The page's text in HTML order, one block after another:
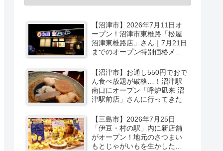
【沼津市】2026年7月11日オ
ープン！沼津市東椎路「松屋
沼津東椎路店」さん｜7月21日
までのオープン特別価格メニ
【沼津市】お通し550円でおで
ん食べ放題が破格…！沼津駅
南口にオープン「呼炉凪来 沼
津駅前店」さんに行ってきた
【三島市】2026年7月25日
「伊豆・村の駅」内に新店舗
がオープン！地元のさつまい
もとじゃがいもを生かしたベ